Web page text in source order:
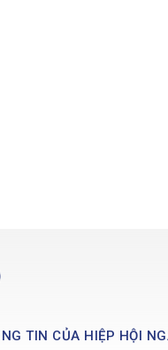
TIN CỦA HIỆP HỘI